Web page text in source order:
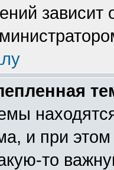
зависит
и при
то